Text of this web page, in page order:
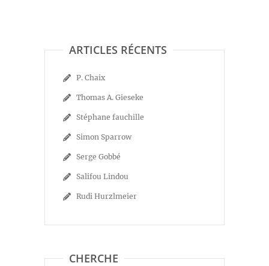
ARTICLES RÉCENTS
P. Chaix
Thomas A. Gieseke
Stéphane fauchille
Simon Sparrow
Serge Gobbé
Salifou Lindou
Rudi Hurzlmeier
CHERCHE